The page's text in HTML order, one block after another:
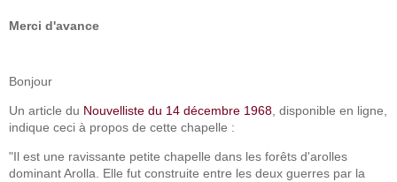
Merci d'avance
Bonjour
Un article du Nouvelliste du 14 décembre 1968 , disponible en ligne,
indique ceci à propos de cette chapelle :
"Il est une ravissante petite chapelle dans les forêts d'arolles
dominant Arolla. Elle fut construite entre les deux guerres par la